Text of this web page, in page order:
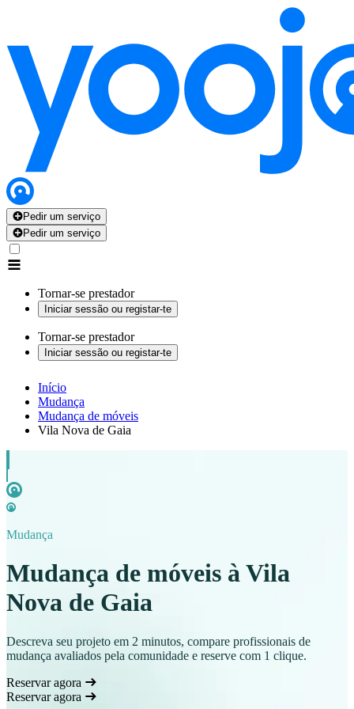
Pedir um serviço
Pedir um serviço
Tornar-se prestador
Iniciar sessão ou registar-te
Tornar-se prestador
Iniciar sessão ou registar-te
Início
Mudança
Mudança de móveis
Vila Nova de Gaia
Mudança
Mudança de móveis à Vila
Nova de Gaia
Descreva seu projeto em 2 minutos, compare profissionais de
mudança avaliados pela comunidade e reserve com 1 clique.
Reservar agora
Reservar agora